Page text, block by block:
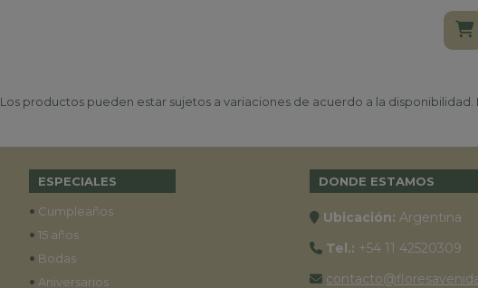
Los productos pueden estar sujetos a variaciones de acuerdo a la disponibilidad.
ESPECIALES
• Cumpleaños
• 15 años
• Bodas
• Aniversarios
DONDE ESTAMOS
Ubicación: Argentina
Tel.: +54 11 42520309